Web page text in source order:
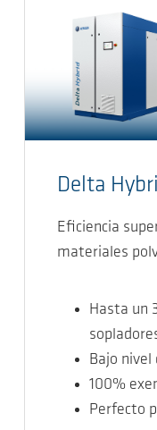
Delta
Eficiencia
materiales
Hasta un
Bajo nivel
100%
Perfecto